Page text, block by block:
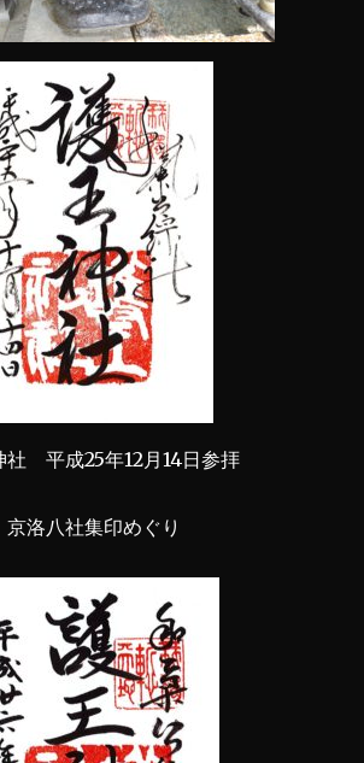
社 平成25年12月14日参拝
京洛八社集印めぐり